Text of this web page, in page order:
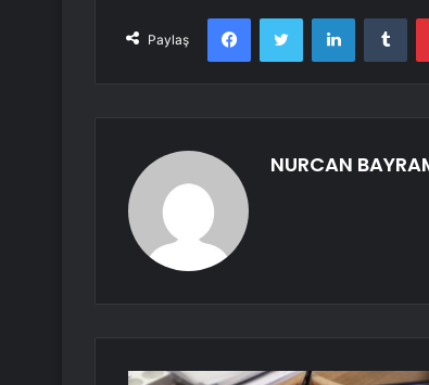
Paylaş
FacebookTwitter LinkedIn
NURCAN